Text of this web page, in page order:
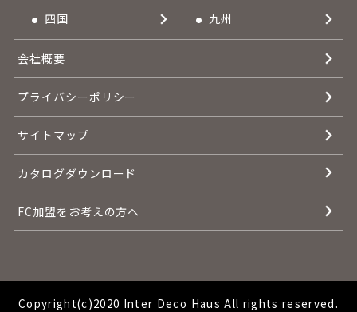
四国 九州
会社概要
プライバシーポリシー
サイトマップ
カタログダウンロード
FC加盟をお考えの方へ
Copyright(c)2020 Inter Deco Haus All rights reserved.